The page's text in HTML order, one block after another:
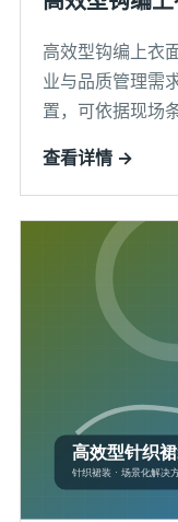
高效型钩编上衣
业与品质管理需
置，可依据现场
查看详情 →